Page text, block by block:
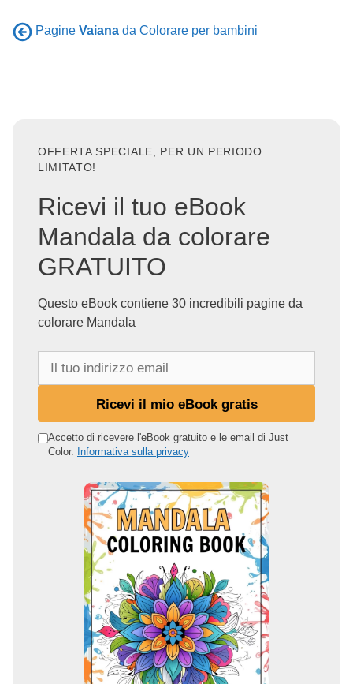
Pagine Vaiana da Colorare per bambini
OFFERTA SPECIALE, PER UN PERIODO
LIMITATO!
Ricevi il tuo eBook
Mandala da colorare
GRATUITO
Questo eBook contiene 30 incredibili pagine da
colorare Mandala
o
Ricevi il mio eBook gratis
Accetto di ricevere l'eBook gratuito e le email di Just
Color. Informativa sulla privacy